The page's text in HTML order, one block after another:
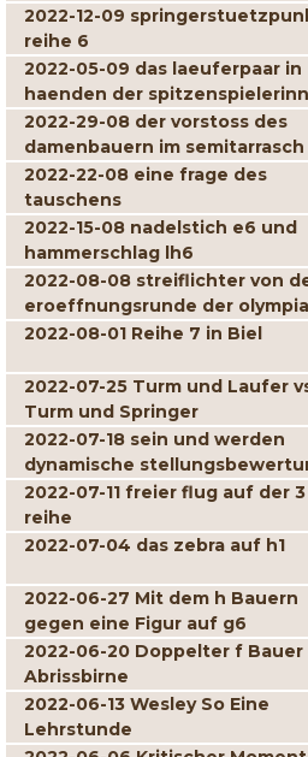
2022-12-09
reihe 6
2022-05-09 das laeuferpaar in
haenden der
2022-29-08 der vorstoss des
damenbauern im semitarrasch
2022-22-08 eine frage des
tauschens
2022-15-08 nadelstich e6 und
hammerschlag lh6
2022-08-08 streiflichter von
eroeffnungsrunde der
2022-08-01 Reihe 7 in Biel
2022-07-25 Turm und Laufer
Turm und Springer
2022-07-18 sein und werden
dynamische
2022-07-11 freier flug auf der 3
reihe
2022-07-04 das zebra auf h1
2022-06-27 Mit dem h Bauern
gegen eine Figur auf g6
2022-06-20 Doppelter f Bauer
Abrissbirne
2022-06-13 Wesley So Eine
Lehrstunde